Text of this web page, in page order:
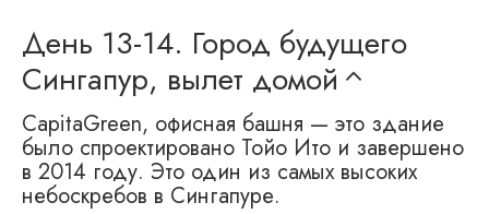
День 13-14. Город будущего
Сингапур, вылет домой
CapitaGreen, офисная башня — это здание
было спроектировано Тойо Ито и завершено
в 2014 году. Это один из самых высоких
небоскребов в Сингапуре.